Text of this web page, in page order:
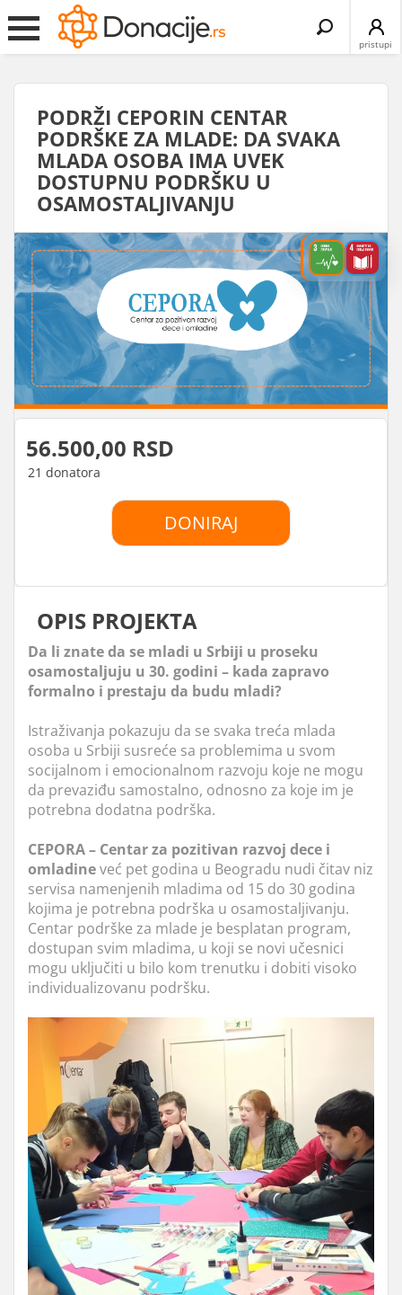
pristupi
Search
PODRŽI CEPORIN CENTAR
PODRŠKE ZA MLADE: DA SVAKA
MLADA OSOBA IMA UVEK
DOSTUPNU PODRŠKU U
OSAMOSTALJIVANJU
56.500,00 RSD
21 donatora
DONIRAJ
OPIS PROJEKTA
Da li znate da se mladi u Srbiji u proseku
osamostaljuju u 30. godini – kada zapravo
formalno i prestaju da budu mladi?
Istraživanja pokazuju da se svaka treća mlada
osoba u Srbiji susreće sa problemima u svom
socijalnom i emocionalnom razvoju koje ne mogu
da prevaziđu samostalno, odnosno za koje im je
potrebna dodatna podrška.
CEPORA – Centar za pozitivan razvoj dece i
omladineveć pet godina u Beogradu nudi čitav niz
servisa namenjenih mladima od 15 do 30 godina
kojima je potrebna podrška u osamostaljivanju.
Centar podrške za mlade je besplatan program,
dostupan svim mladima, u koji se novi učesnici
mogu uključiti u bilo kom trenutku i dobiti visoko
individualizovanu podršku.